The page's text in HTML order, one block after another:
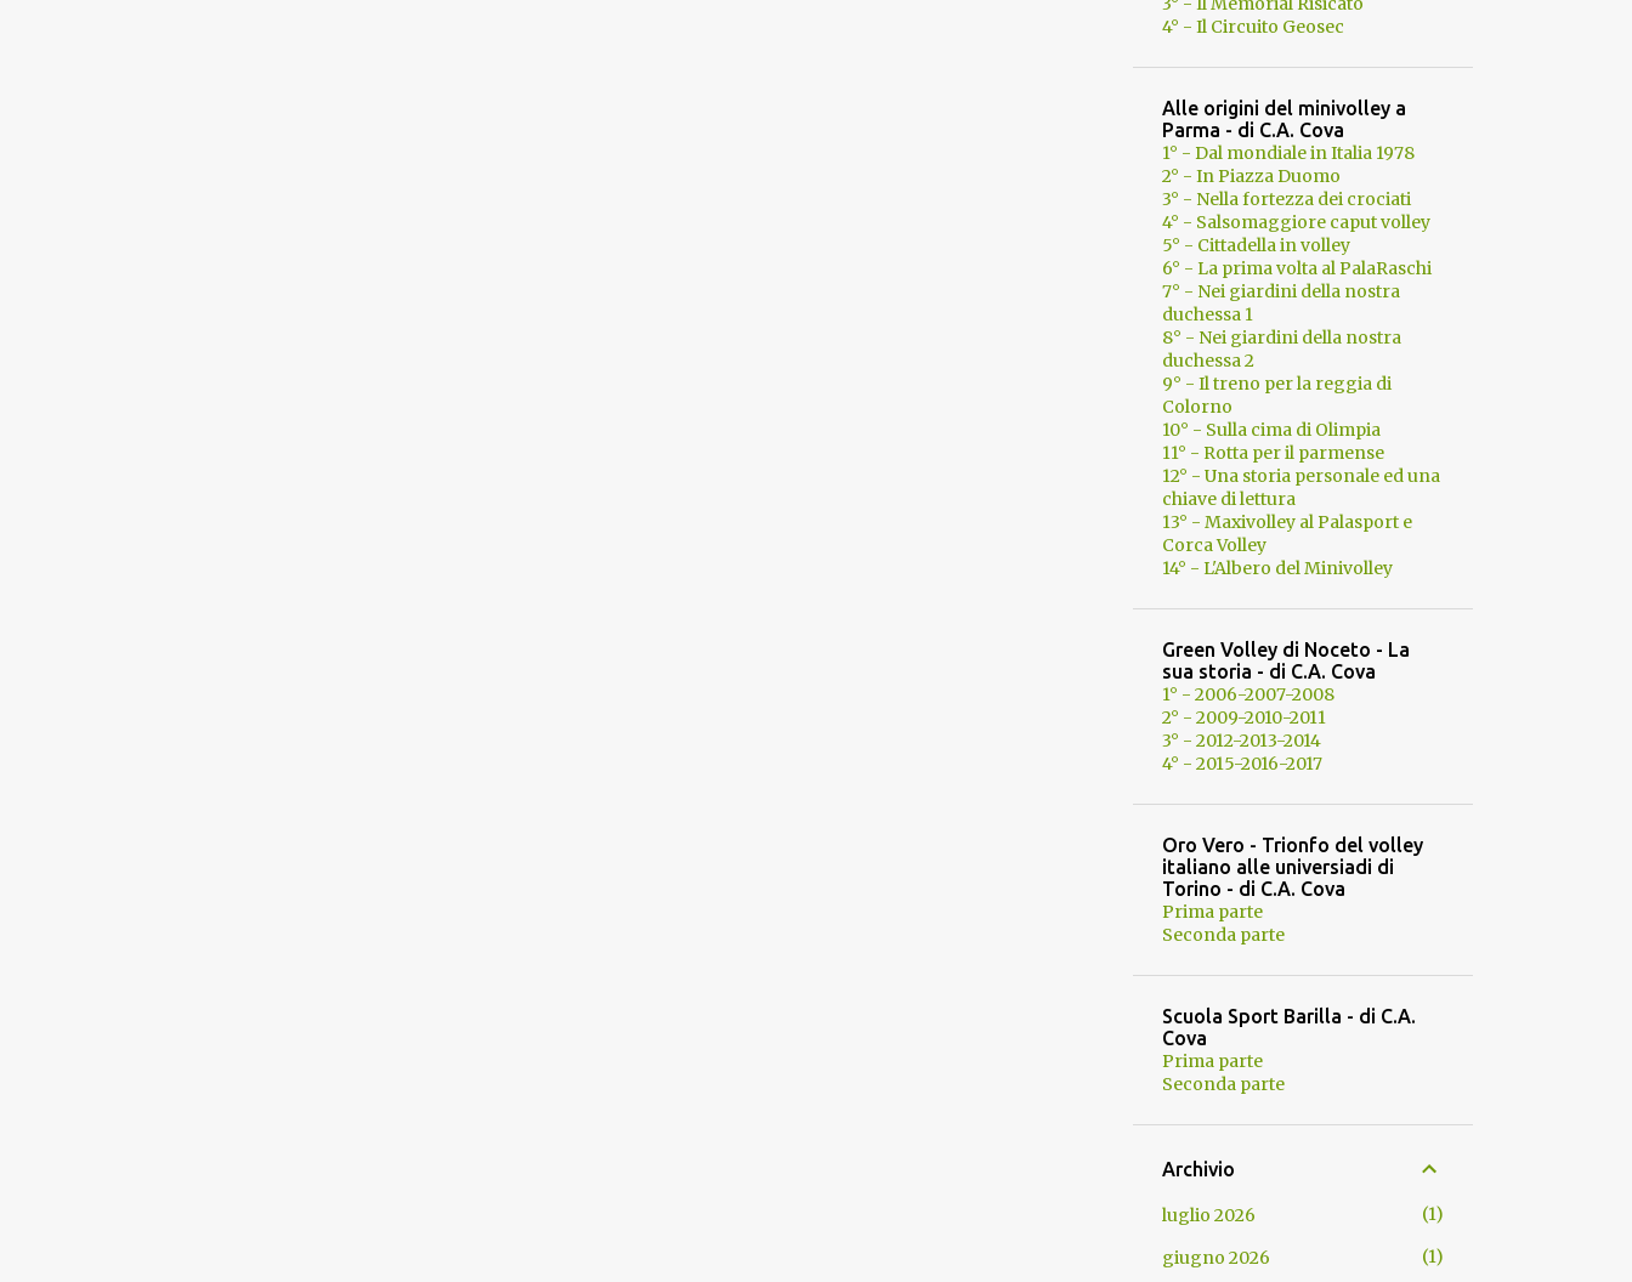
4° - Il Circuito Geosec
Alle origini del minivolley a
Parma - di C.A. Cova
1° - Dal mondiale in Italia 1978
2° - In Piazza Duomo
3° - Nella fortezza dei crociati
4° - Salsomaggiore caput volley
5° - Cittadella in volley
6° - La prima volta al PalaRaschi
7° - Nei giardini della nostra
duchessa 1
8° - Nei giardini della nostra
duchessa 2
9° - Il treno per la reggia di
Colorno
10° - Sulla cima di Olimpia
11° - Rotta per il parmense
12° - Una storia personale ed una
chiave di lettura
13° - Maxivolley al Palasport e
Corca Volley
14° - L'Albero del Minivolley
Green Volley di Noceto - La
sua storia - di C.A. Cova
1° - 2006-2007-2008
2° - 2009-2010-2011
3° - 2012-2013-2014
4° - 2015-2016-2017
Oro Vero - Trionfo del volley
italiano alle universiadi di
Torino - di C.A. Cova
Prima parte
Seconda parte
Scuola Sport Barilla - di C.A.
Cova
Prima parte
Seconda parte
Archivio
luglio 2026
1
giugno 2026
1